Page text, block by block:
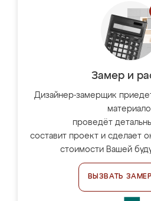
Замер и
Дизайнер-замерщик
проведёт
составит проект и сделает
стоимости Вашей
ВЫЗВАТЬ